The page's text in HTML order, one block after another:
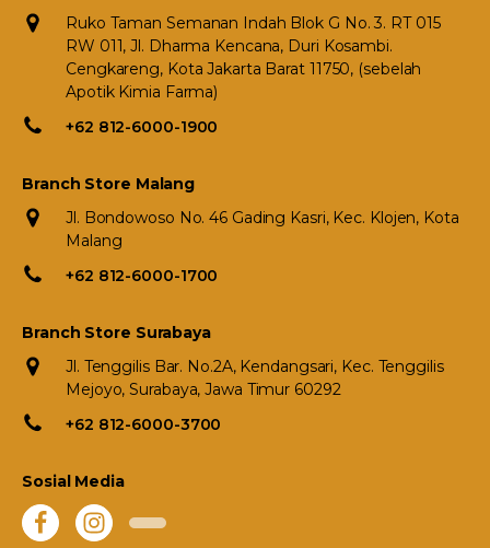
Ruko Taman Semanan Indah Blok G No. 3. RT 015
RW 011, Jl. Dharma Kencana, Duri Kosambi.
Cengkareng, Kota Jakarta Barat 11750, (sebelah
Apotik Kimia Farma)
+62 812-6000-1900
Branch Store Malang
Jl. Bondowoso No. 46 Gading Kasri, Kec. Klojen, Kota
Malang
+62 812-6000-1700
Branch Store Surabaya
Jl. Tenggilis Bar. No.2A, Kendangsari, Kec. Tenggilis
Mejoyo, Surabaya, Jawa Timur 60292
+62 812-6000-3700
Sosial Media